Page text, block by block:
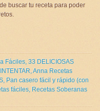
buscar tu receta para poder
Fáciles, 33 DELICIOSAS
,Anna Recetas
, Pan casero fácil y rápido (con
fáciles, Recetas Soberanas